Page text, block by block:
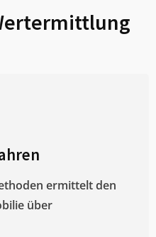
ermittelt den
über